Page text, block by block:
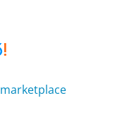
marketplace